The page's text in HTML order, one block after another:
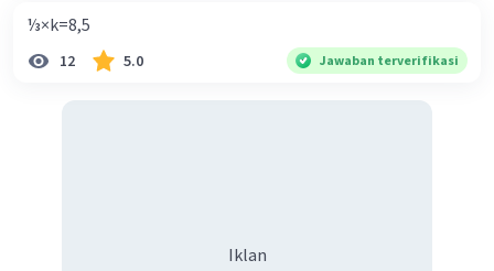
⅓×k=8,5
12 5.0 Jawaban terverifikasi
Iklan